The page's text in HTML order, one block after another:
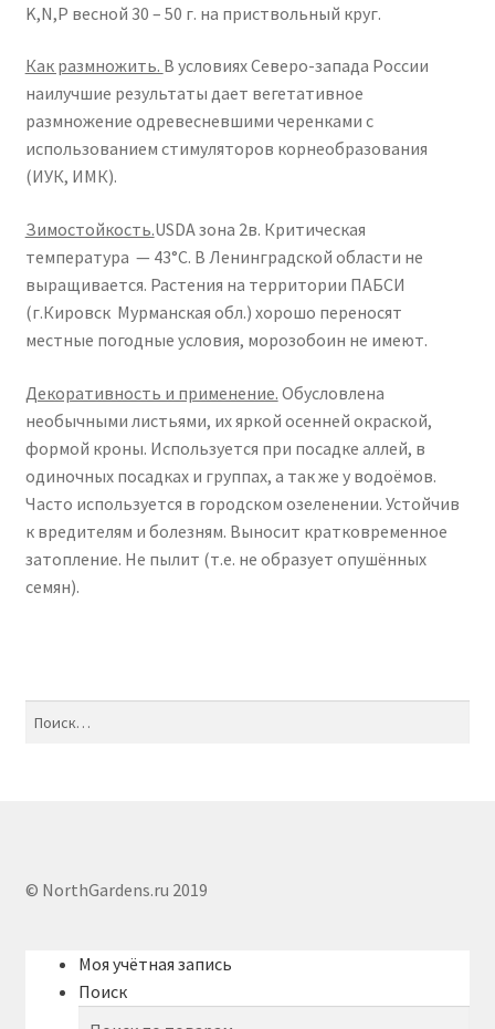
K,N,P весной 30 – 50 г. на приствольный круг.
Как размножить. В условиях Северо-запада России
наилучшие результаты дает вегетативное
размножение одревесневшими черенками с
использованием стимуляторов корнеобразования
(ИУК, ИМК).
Зимостойкость.USDA зона 2в. Критическая
температура — 43°С. В Ленинградской области не
выращивается. Растения на территории ПАБСИ
(г.Кировск Мурманская обл.) хорошо переносят
местные погодные условия, морозобоин не имеют.
Декоративность и применение. Обусловлена
необычными листьями, их яркой осенней окраской,
формой кроны. Используется при посадке аллей, в
одиночных посадках и группах, а так же у водоёмов.
Часто используется в городском озеленении. Устойчив
к вредителям и болезням. Выносит кратковременное
затопление. Не пылит (т.е. не образует опушённых
семян).
© NorthGardens.ru 2019
Моя учётная запись
Поиск